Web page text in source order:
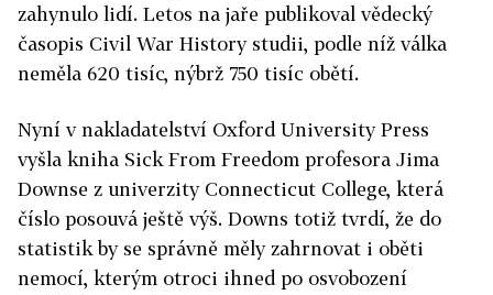
zahynulo lidí. Letos na jaře publikoval vědecký
časopis Civil War History studii, podle níž válka
neměla 620 tisíc, nýbrž 750 tisíc obětí.
Nyní v nakladatelství Oxford University Press
vyšla kniha Sick From Freedom profesora Jima
Downse z univerzity Connecticut College, která
číslo posouvá ještě výš. Downs totiž tvrdí, že do
statistik by se správně měly zahrnovat i oběti
nemocí, kterým otroci ihned po osvobození